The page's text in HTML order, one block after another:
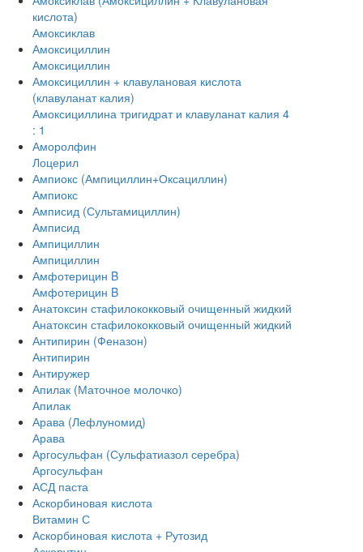
кислота)
Амоксиклав
Амоксициллин
Амоксициллин
Амоксициллин + клавулановая кислота
(клавуланат калия)
Амоксициллина тригидрат и клавуланат калия 4
: 1
Аморолфин
Лоцерил
Ампиокс (Ампициллин+Оксациллин)
Ампиокс
Амписид (Сультамициллин)
Амписид
Ампициллин
Ампициллин
Амфотерицин B
Амфотерицин B
Анатоксин стафилококковый очищенный жидкий
Анатоксин стафилококковый очищенный жидкий
Антипирин (Феназон)
Антипирин
Антиружер
Апилак (Маточное молочко)
Апилак
Арава (Лефлуномид)
Арава
Аргосульфан (Сульфатиазол серебра)
Аргосульфан
АСД паста
Аскорбиновая кислота
Витамин С
Аскорбиновая кислота + Рутозид